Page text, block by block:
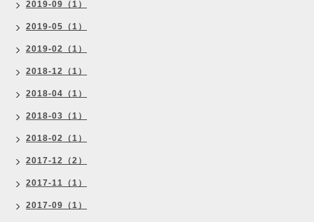
2019-09（1）
2019-05（1）
2019-02（1）
2018-12（1）
2018-04（1）
2018-03（1）
2018-02（1）
2017-12（2）
2017-11（1）
2017-09（1）